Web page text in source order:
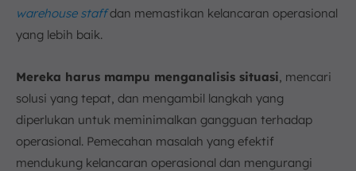
warehouse staffdan memastikan kelancaran operasional
yang lebih baik.
Mereka harus mampu menganalisis situasi , mencari
solusi yang tepat, dan mengambil langkah yang
diperlukan untuk meminimalkan gangguan terhadap
operasional. Pemecahan masalah yang efektif
mendukung kelancaran operasional dan mengurangi